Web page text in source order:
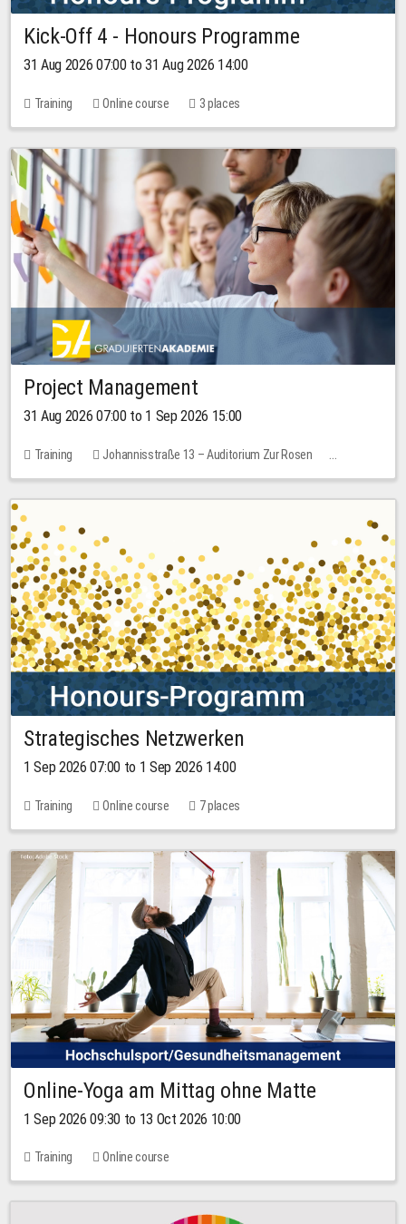
Kick-Off 4 - Honours Programme
31 Aug 2026 07:00 to 31 Aug 2026 14:00
Training Online course 3 places
Project Management
31 Aug 2026 07:00 to 1 Sep 2026 15:00
Training
Johannisstraße 13 – Auditorium Zur Rosen
No free places
30.00 EUR
Strategisches Netzwerken
1 Sep 2026 07:00 to 1 Sep 2026 14:00
Training Online course 7 places
Online-Yoga am Mittag ohne Matte
1 Sep 2026 09:30 to 13 Oct 2026 10:00
Training Online course